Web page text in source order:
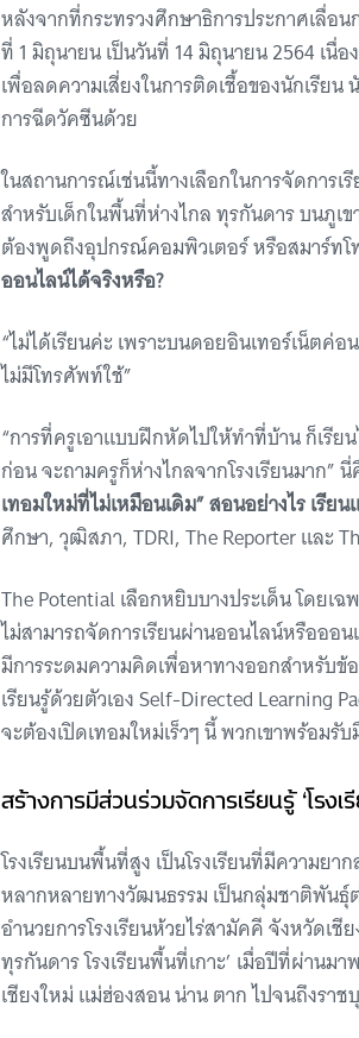
หลังจากที่กระทรวงศึกษาธิการประกาศเลื่อ
ที่ 1 มิถุนายน เป็นวันที่ 14 มิถุนายน 2564 เนื่
เพื่อลดความเสี่ยงในการติดเชื้อของนักเรีย
การฉีดวัคซีนด้วย
ในสถานการณ์เช่นนี้ทางเลือกในการจัดการเ
สำหรับเด็กในพื้นที่ห่างไกล ทุรกันดาร บนภู
ต้องพูดถึงอุปกรณ์คอมพิวเตอร์ หรือสมาร์ท
ออนไลน์ได้จริงหรือ?
“ไม่ได้เรียนค่ะ เพราะบนดอยอินเทอร์เน็ต
ไม่มีโทรศัพท์ใช้”
“การที่ครูเอาแบบฝึกหัดไปให้ทำที่บ้าน ก็เรีย
ก่อน จะถามครูก็ห่างไกลจากโรงเรียนมาก”
เทอมใหม่ที่ไม่เหมือนเดิม” สอนอย่างไร เรีย
ศึกษา, วุฒิสภา, TDRI, The Reporter และ
The Potential เลือกหยิบบางประเด็น โดยเ
ไม่สามารถจัดการเรียนผ่านออนไลน์หรือออ
มีการระดมความคิดเพื่อหาทางออกสำหรับข้
เรียนรู้ด้วยตัวเอง Self-Directed Learning
จะต้องเปิดเทอมใหม่เร็วๆ นี้ พวกเขาพร้อมรั
สร้างการมีส่วนร่วมจัดการเรียนรู้ ‘โรง
โรงเรียนบนพื้นที่สูง เป็นโรงเรียนที่มีความย
หลากหลายทางวัฒนธรรม เป็นกลุ่มชาติพันธุ์
อำนวยการโรงเรียนห้วยไร่สามัคคี จังหวัดเ
ทุรกันดาร โรงเรียนพื้นที่เกาะ’ เมื่อปีที่ผ่านม
เชียงใหม่ แม่ฮ่องสอน น่าน ตาก ไปจนถึงรา